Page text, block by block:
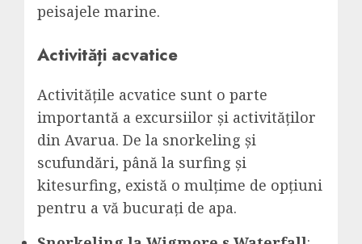
peisajele marine.
Activități acvatice
Activitățile acvatice sunt o parte
importantă a excursiilor și activităților
din Avarua. De la snorkeling și
scufundări, până la surfing și
kitesurfing, există o mulțime de opțiuni
pentru a vă bucurați de apa.